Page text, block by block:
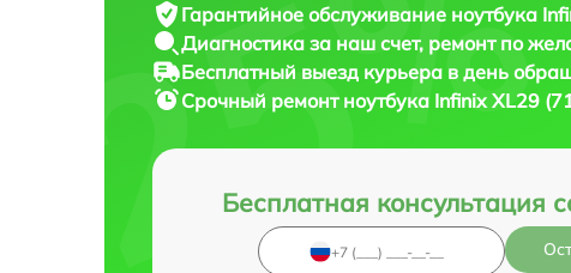
Гарантийное обслуживание ноутбука
Диагностика за наш счет, ремонт по
Бесплатный выезд курьера в день
Срочный ремонт ноутбука Infinix XL29
Бесплатная консультация